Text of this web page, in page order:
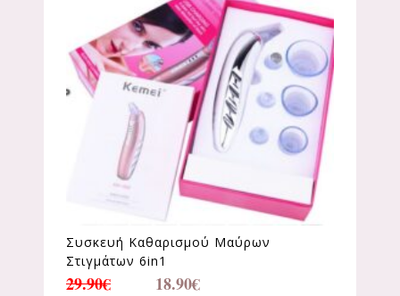
Συσκευή Καθαρισμού Μαύρων
Στιγμάτων 6in1
29.90€ 18.90€